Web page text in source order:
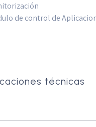
de control de
técnicas